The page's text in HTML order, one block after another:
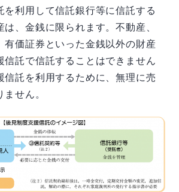
を利用して信託銀行等に信託する
、金銭に限られます。不動産、
有価証券といった金銭以外の財産
信託で信託することはできません
信託を利用するために、無理に売
せん。